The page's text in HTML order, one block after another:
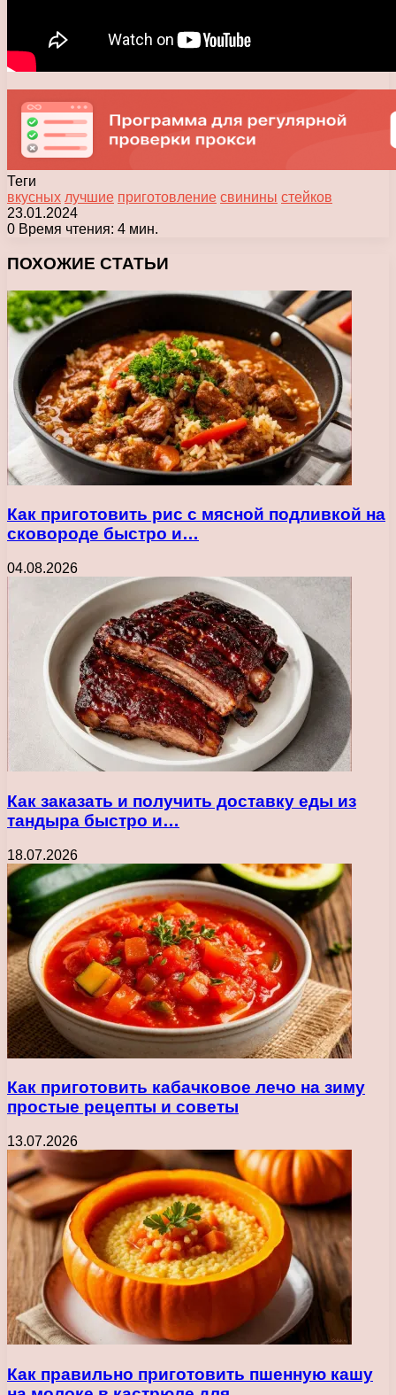
Теги
вкусных лучшие приготовление свинины стейков
23.01.2024
0 Время чтения: 4 мин.
ПОХОЖИЕ СТАТЬИ
Как приготовить рис с мясной подливкой на
сковороде быстро и…
04.08.2026
Как заказать и получить доставку еды из
тандыра быстро и…
18.07.2026
Как приготовить кабачковое лечо на зиму
простые рецепты и советы
13.07.2026
Как правильно приготовить пшенную кашу